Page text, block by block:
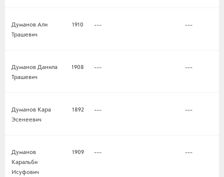
Думанов Али
Трашевич
1910 --- ---
Думанов Данила
Трашевич
1908 --- ---
Думанов Кара
Эсенеевич
1892 --- ---
Думанов
Каральби
Исуфович
1909 --- ---